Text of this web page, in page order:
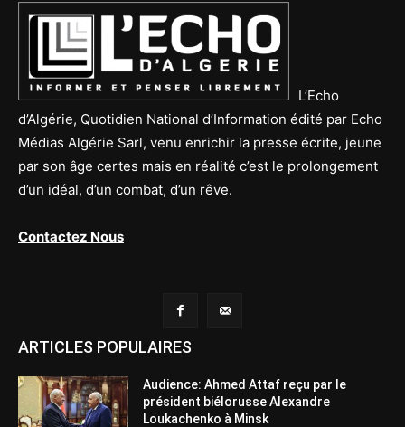
L’Echo
d’Algérie, Quotidien National d’Information édité par Echo
Médias Algérie Sarl, venu enrichir la presse écrite, jeune
par son âge certes mais en réalité c’est le prolongement
d’un idéal, d’un combat, d’un rêve.
Contactez Nous
ARTICLES POPULAIRES
Audience: Ahmed Attaf reçu par le
président biélorusse Alexandre
Loukachenko à Minsk